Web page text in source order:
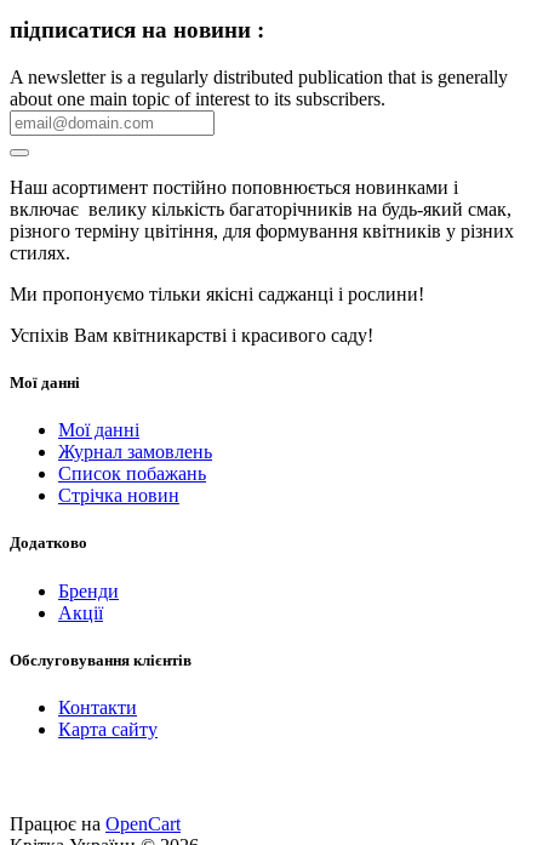
підписатися на новини :
A newsletter is a regularly distributed publication that is generally
about one main topic of interest to its subscribers.
Наш асортимент постійно поповнюється новинками і
включає велику кількість багаторічників на будь-який смак,
різного терміну цвітіння, для формування квітників у різних
стилях.
Ми пропонуємо тільки якісні саджанці і рослини!
Успіхів Вам квітникарстві і красивого саду!
Мої данні
Мої данні
Журнал замовлень
Список побажань
Стрічка новин
Додатково
Бренди
Акції
Обслуговування клієнтів
Контакти
Карта сайту
Працює на OpenCart